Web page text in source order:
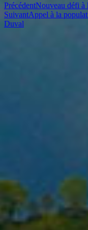
PrécédentNouveau défi à
SuivantAppel à la
Duval